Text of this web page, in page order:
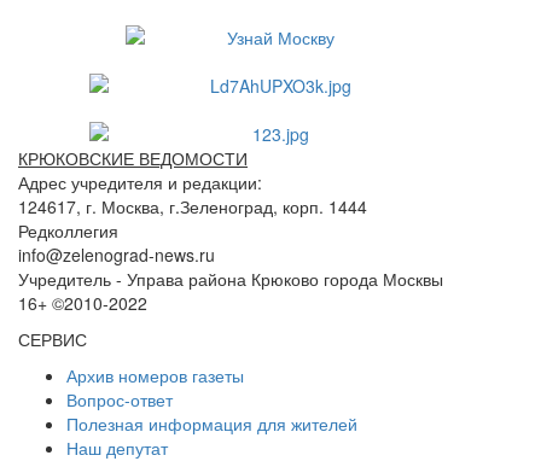
КРЮКОВСКИЕ ВЕДОМОСТИ
Адрес учредителя и редакции:
124617, г. Москва, г.Зеленоград, корп. 1444
Редколлегия
info@zelenograd-news.ru
Учредитель - Управа района Крюково города Москвы
16+ ©2010-2022
СЕРВИС
Архив номеров газеты
Вопрос-ответ
Полезная информация для жителей
Наш депутат